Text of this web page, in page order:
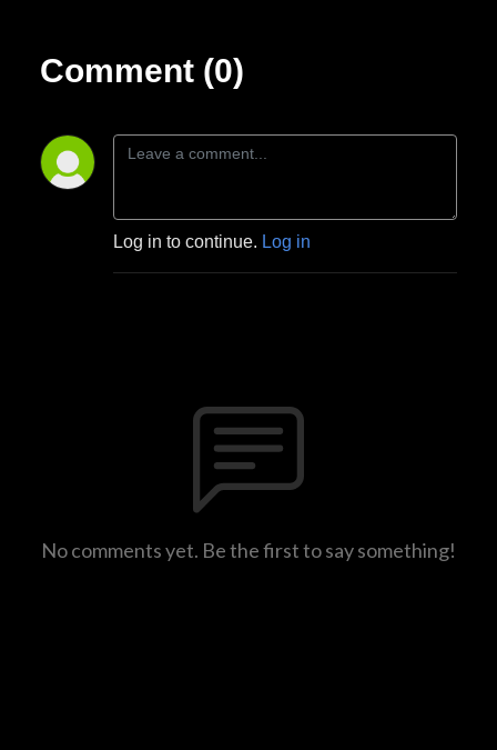
Comment (0)
Log in to continue. Log in
No comments yet. Be the first to say something!